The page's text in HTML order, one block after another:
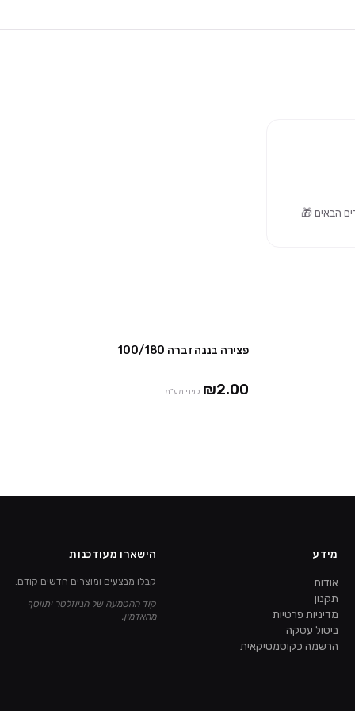
פצירה בננה זברה 100/180
₪2.00 לפני מע"מ
מידע
אודות
תקנון
מדיניות פרטיות
ביטול עסקה
הרשמה כקוסמטיקאית
הישארו מעודכנות
קבלו מבצעים ומוצרים חדשים קודם.
קוד ההטמעה של הניוזלטר יתווסף
מהאדמין.